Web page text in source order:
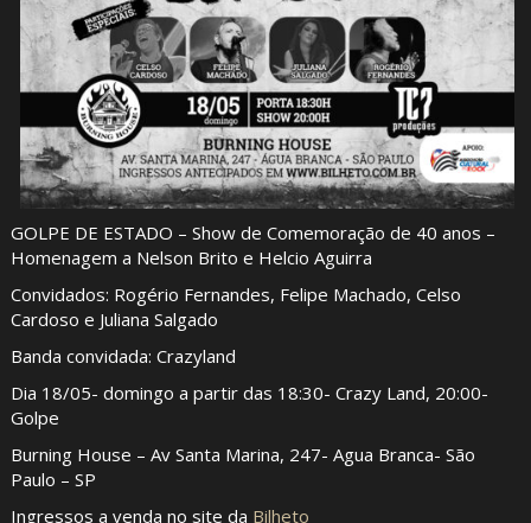
GOLPE DE ESTADO – Show de Comemoração de 40 anos –
Homenagem a Nelson Brito e Helcio Aguirra
Convidados: Rogério Fernandes, Felipe Machado, Celso
Cardoso e Juliana Salgado
Banda convidada: Crazyland
Dia 18/05- domingo a partir das 18:30- Crazy Land, 20:00-
Golpe
Burning House – Av Santa Marina, 247- Agua Branca- São
Paulo – SP
Ingressos a venda no site da Bilheto